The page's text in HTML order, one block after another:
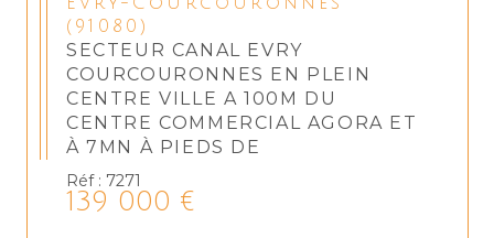
(91080)
SECTEUR CANAL EVRY
COURCOURONNES EN PLEIN
CENTRE VILLE A 100M DU
CENTRE COMMERCIAL AGORA ET
À 7MN À PIEDS DE
Réf : 7271
139 000 €